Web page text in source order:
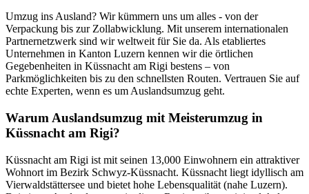
Umzug ins Ausland? Wir kümmern uns um alles - von der
Verpackung bis zur Zollabwicklung. Mit unserem internationalen
Partnernetzwerk sind wir weltweit für Sie da. Als etabliertes
Unternehmen in Kanton Luzern kennen wir die örtlichen
Gegebenheiten in Küssnacht am Rigi bestens – von
Parkmöglichkeiten bis zu den schnellsten Routen. Vertrauen Sie auf
echte Experten, wenn es um Auslandsumzug geht.
Warum Auslandsumzug mit Meisterumzug in
Küssnacht am Rigi?
Küssnacht am Rigi ist mit seinen 13,000 Einwohnern ein attraktiver
Wohnort im Bezirk Schwyz-Küssnacht. Küssnacht liegt idyllisch am
Vierwaldstättersee und bietet hohe Lebensqualität (nahe Luzern).